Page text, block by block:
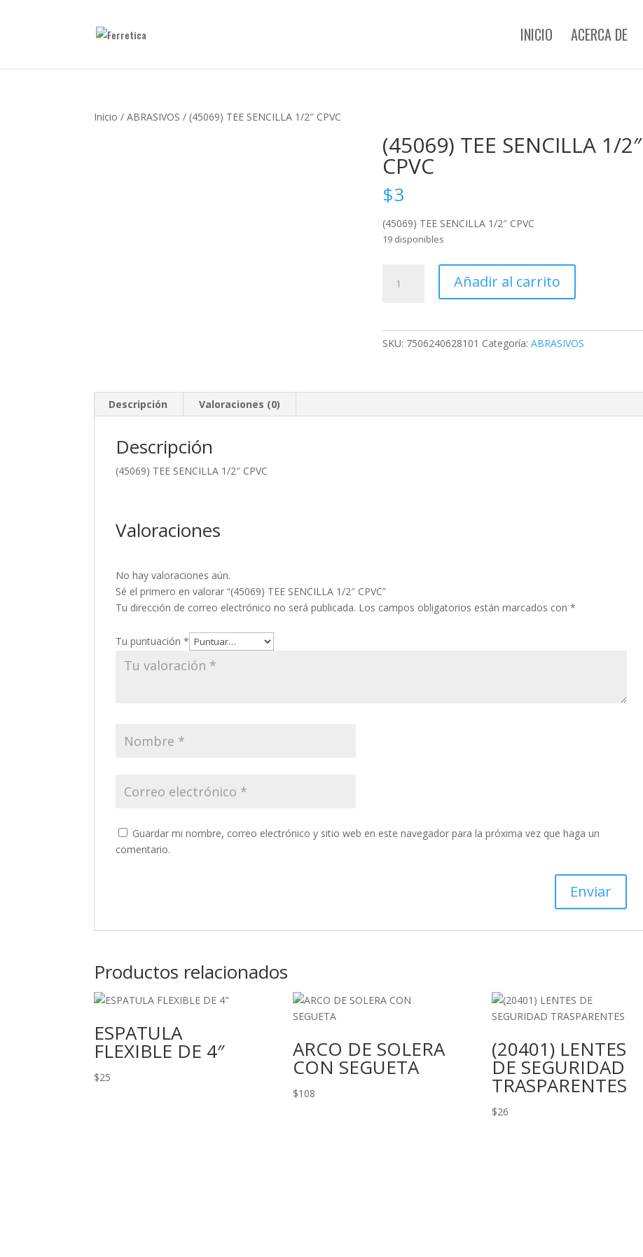
INICIO ACERCA DE
Inicio /ABRASIVOS / (45069) TEE SENCILLA 1/2″ CPVC
(45069) TEE SENCILLA 1/2″
CPVC
$3
(45069) TEE SENCILLA 1/2″ CPVC
19 disponibles
TEE
Añadir al carrito
SKU: 7506240628101 Categoría:ABRASIVOS
Descripción Valoraciones (0)
Descripción
(45069) TEE SENCILLA 1/2″ CPVC
Valoraciones
No hay valoraciones aún.
Sé el primero en valorar “(45069) TEE SENCILLA 1/2″ CPVC”
Tu dirección de correo electrónico no será publicada. Los campos obligatorios están marcados con*
Tu puntuación*
Guardar mi nombre, correo electrónico y sitio web en este navegador para la próxima vez que haga un
comentario.
Productos relacionados
ESPATULA
FLEXIBLE DE 4″
$25
ARCO DE SOLERA
CON SEGUETA
$108
(20401) LENTES
DE SEGURIDAD
TRASPARENTES
$26